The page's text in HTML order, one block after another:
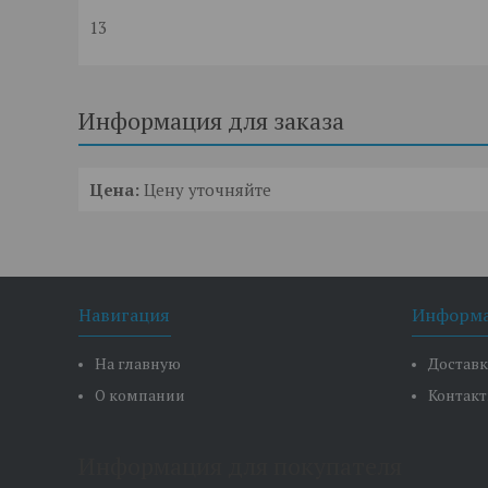
13
Информация для заказа
Цена: Цену уточняйте
Навигация
На главную
О компании